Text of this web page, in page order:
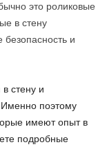
это роликовые
в стену
и
стену и
Именно поэтому
имеют опыт в
подробные